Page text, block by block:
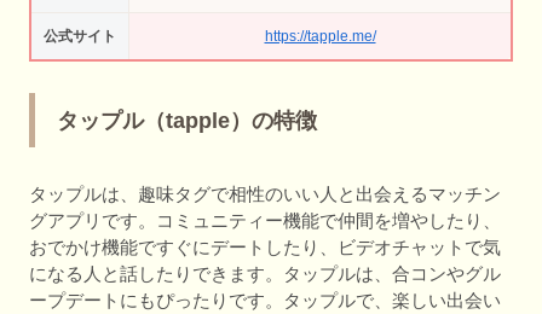
公式サイト https://tapple.me/
タップル（tapple）の特徴
タップルは、趣味タグで相性のいい人と出会えるマッチン
グアプリです。コミュニティー機能で仲間を増やしたり、
おでかけ機能ですぐにデートしたり、ビデオチャットで気
になる人と話したりできます。タップルは、合コンやグル
ープデートにもぴったりです。タップルで、楽しい出会い